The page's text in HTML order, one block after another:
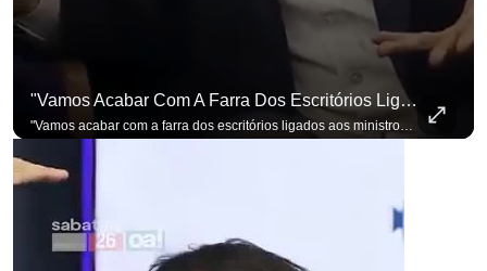
"Vamos Acabar Com A Farra Dos Escritórios Ligados Aos Ministros Do STF"
"Vamos acabar com a farra dos escritórios ligados aos ministros do STF". Essa foi a resposta de Renan Santos ao ser questionado sobre o Judiciário. Se você busca informação com credibilidade, inscreva-se agora e ative o